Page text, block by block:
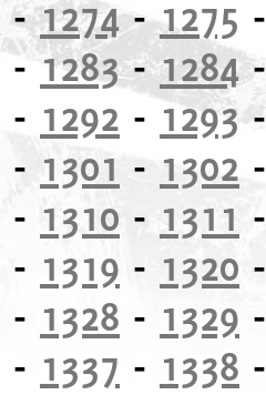
-1274-1275
-1283-1284
- 1292 - 1293
- 1301 - 1302
- 1310 - 1311
- 1319 - 1320
- 1328 - 1329
- 1337 - 1338